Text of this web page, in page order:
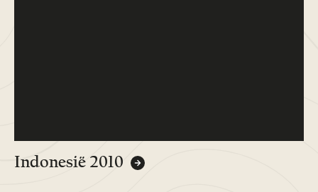
Indonesië 2010